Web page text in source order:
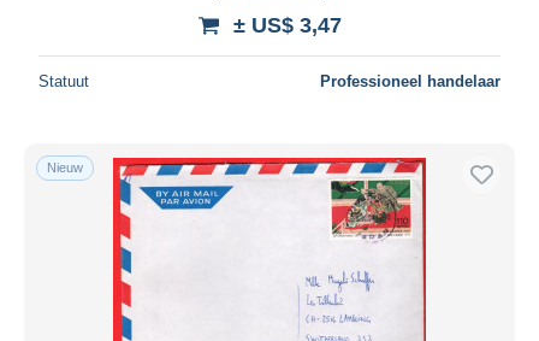
± US$ 3,47
Statuut Professioneel handelaar
Nieuw